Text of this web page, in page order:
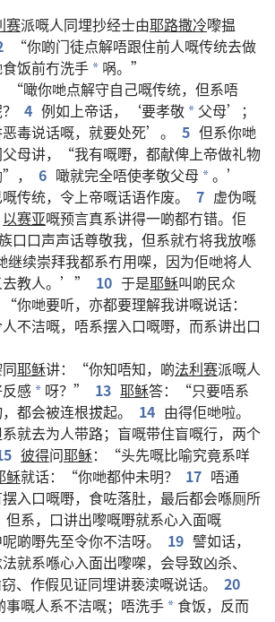
赛派嘅人同埋抄经士由耶路撒冷嚟揾
“你啲门徒点解唔跟住前人嘅传统去做
食饭前冇洗手 * 㖞。”
“噉你哋点解守自己嘅传统， 但系唔
？ 4 例如上帝话，‘要孝敬 * 父母’；
恶毒说话嘅， 就要处死’。 5 但系你哋
父母讲，“我有嘅嘢， 都献俾上帝做礼物
”， 6 噉就完全唔使孝敬父母 *。’
嘅传统， 令上帝嘅话语作废。 7 虚伪嘅
以赛亚嘅预言真系讲得一啲都冇错。 佢
口口声声话尊敬我， 但系就冇将我放喺
继续崇拜我都系冇用㗎， 因为佢哋将人
去教人。’” 10 于是耶稣叫啲民众
“你哋要听， 亦都要理解我讲嘅说话：
不洁嘅， 唔系摆入口嘅嘢， 而系讲出口
同耶稣讲：“你知唔知， 啲法利赛派嘅人
反感 * 呀？” 13 耶稣答：“只要唔系
， 都会被连根拔起。 14 由得佢哋啦。
就去为人带路； 盲嘅带住盲嘅行， 两个
彼得问耶稣：“头先嘅比喻究竟系咩
稣就话：“你哋都仲未明？ 17 唔通
摆入口嘅嘢， 食咗落肚， 最后都会喺厕所
但系， 口讲出嚟嘅嘢就系心入面嘅
呢啲嘢先至令你不洁呀。 19 譬如话，
就系喺心入面出嚟㗎， 会导致凶杀、
、 作假见证同埋讲亵渎嘅说话。
20
事嘅人系不洁嘅； 唔洗手 *食饭， 反而